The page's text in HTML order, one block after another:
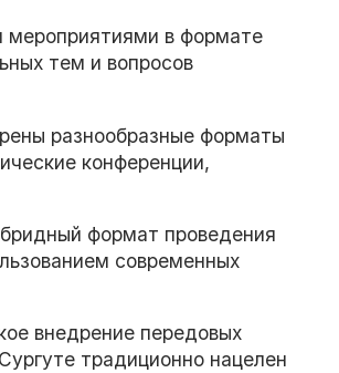
мероприятиями в формате
тем и вопросов
разнообразные форматы
конференции,
формат проведения
современных
внедрение передовых
традиционно нацелен